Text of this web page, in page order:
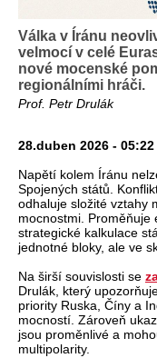
Válka v Íránu
velmocí v celé
nové mocenské
regionálními hráči.
Prof. Petr Drulák
28.duben 2026 - 05:22
Napětí kolem Íránu
Spojených států.
odhaluje složité vztahy
mocnostmi. Proměňuje
strategické kalkulace
jednotné bloky, ale ve
Na širší souvislosti se
Drulák, který
priority Ruska, Číny a
mocností. Zároveň
jsou proměnlivé a
multipolarity.